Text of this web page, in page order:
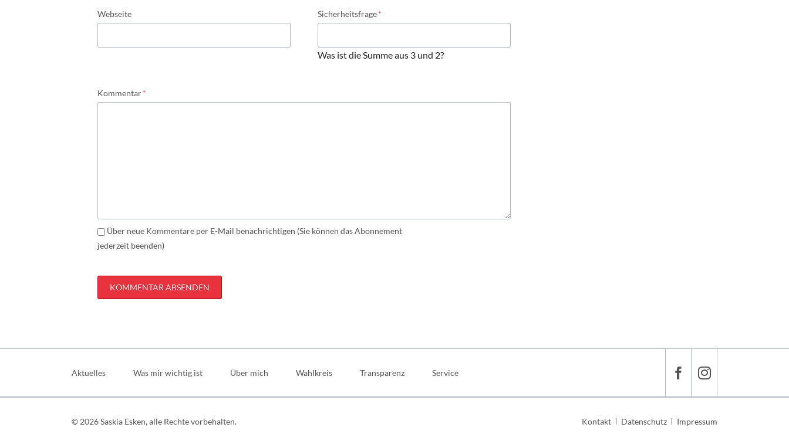
Webseite Pflichtfeld
Sicherheitsfrage*
Was ist die Summe aus 3 und 2?
Pflichtfeld
Kommentar*
Über neue Kommentare per E-Mail benachrichtigen (Sie können das Abonnement
jederzeit beenden)
KOMMENTAR ABSENDEN
Aktuelles Was mir wichtig ist Über mich Wahlkreis Transparenz Service
© 2026 Saskia Esken, alle Rechte vorbehalten.
Navigation
Kontakt Datenschutz Impressum